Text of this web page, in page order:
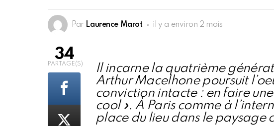
Par Laurence Marot il y a environ 2 mois
Il incarne la quatrième
Arthur Macelhone poursuit
conviction intacte : en faire
cool ». À Paris comme à
place du lieu dans le paysage
34
PARTAGE(S)